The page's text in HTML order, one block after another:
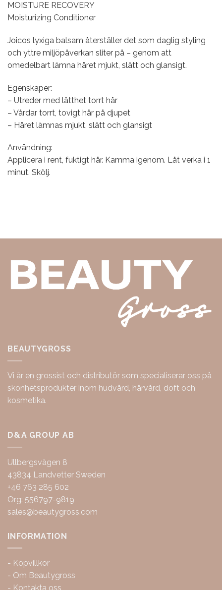
MOISTURE RECOVERY
Moisturizing Conditioner
Joicos lyxiga balsam återställer det som daglig styling
och yttre miljöpåverkan sliter på – genom att
omedelbart lämna håret mjukt, slätt och glansigt.
Egenskaper:
– Utreder med lätthet torrt hår
– Vårdar torrt, tovigt hår på djupet
– Håret lämnas mjukt, slätt och glansigt
Användning:
Applicera i rent, fuktigt hår. Kamma igenom. Låt verka i 1
minut. Skölj.
BEAUTYGROSS
Vi är en grossist och distributör som specialiserar oss på
skönhetsprodukter inom hudvård, hårvård, doft och
kosmetika.
D&A GROUP AB
Ullbergsvägen 8
43834 Landvetter Sweden
+46 763 285 602
Org: 556797-9819
sales@beautygross.com
INFORMATION
- Köpvillkor
- Om Beautygross
- Kontakta oss